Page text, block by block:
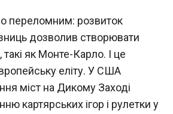
переломним: розвиток
дозволив створювати
такі як Монте-Карло. І це
еліту. У США
міст на Дикому Заході
картярських ігор і рулетки у